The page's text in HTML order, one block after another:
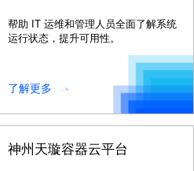
帮助 IT 运维和管理人员全面了解系统
运行状态，提升可用性。
了解更多
神州天璇容器云平台